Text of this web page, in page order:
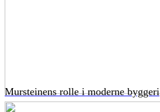
Mursteinens rolle i moderne byggeri